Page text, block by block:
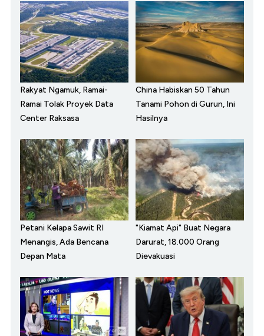
Rakyat Ngamuk, Ramai-
Ramai Tolak Proyek Data
Center Raksasa
China Habiskan 50 Tahun
Tanami Pohon di Gurun, Ini
Hasilnya
Petani Kelapa Sawit RI
Menangis, Ada Bencana
Depan Mata
"Kiamat Api" Buat Negara
Darurat, 18.000 Orang
Dievakuasi